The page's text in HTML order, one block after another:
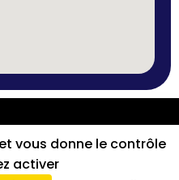
vous donne le contrôle
activer